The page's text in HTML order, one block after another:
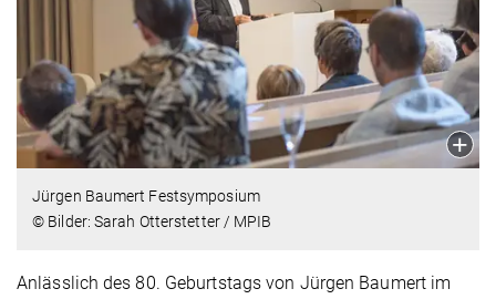
Jürgen Baumert Festsymposium
© Bilder: Sarah Otterstetter / MPIB
Anlässlich des 80. Geburtstags von Jürgen Baumert im